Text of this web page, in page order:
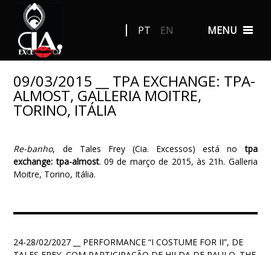
MENU
PT EN
09/03/2015 __ TPA EXCHANGE: TPA-
ALMOST, GALLERIA MOITRE,
TORINO, ITÁLIA
Re-banho, de Tales Frey (Cia. Excessos) está notpa
exchange: tpa-almost. 09 de março de 2015, às 21h. Galleria
Moitre, Torino, Itália.
24-28/02/2027 __ PERFORMANCE “I COSTUME FOR II”, DE